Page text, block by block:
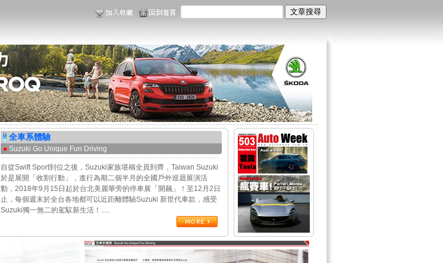
全車系體驗
Suzuki Go Unique Fun Driving
自從Swift Sport到位之後，Suzuki家族堪稱全員到齊，Taiwan Suzuki
於是展開「收割行動」，進行為期二個半月的全國戶外巡迴展演活
動，2018年9月15日起於台北美麗華旁的停車展「開飆」！至12月2日
止，每個週末於全台各地都可以近距離體驗Suzuki 新世代車款，感受
Suzuki獨一無二的駕馭新生活！.....